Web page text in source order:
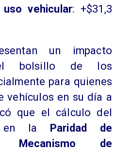
vehicular: +$31,3
un impacto
bolsillo de los
para quienes
vehículos en su día a
que el cálculo del
en la Paridad de
Mecanismo de